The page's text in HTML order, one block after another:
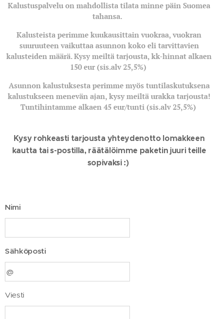
Kalustuspalvelu on mahdollista tilata minne päin Suomea
tahansa.
Kalusteista perimme kuukausittain vuokraa, vuokran
suuruuteen vaikuttaa asunnon koko eli tarvittavien
kalusteiden määrä. Kysy meiltä tarjousta, kk-hinnat alkaen
150 eur (sis.alv 25,5%)
Asunnon kalustuksesta perimme myös tuntilaskutuksena
kalustukseen menevän ajan, kysy meiltä urakka tarjousta!
Tuntihintamme alkaen 45 eur/tunti (sis.alv 25,5%)
Kysy rohkeasti tarjousta yhteydenotto lomakkeen
kautta tai s-postilla, räätälöimme paketin juuri teille
sopivaksi :)
Nimi
Sähköposti
Viesti